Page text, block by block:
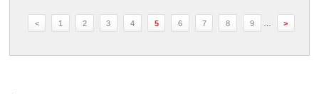
< 1 2 3 4 5 6 7 8 9 >